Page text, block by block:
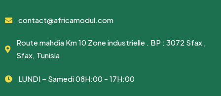
contact@africamodul.com
Route mahdia Km 10 Zone industrielle . BP : 3072 Sfax ,
Sfax, Tunisia
LUNDI – Samedi 08H:00 - 17H:00